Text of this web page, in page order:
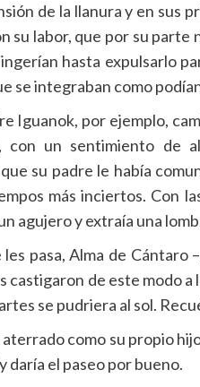
de la llanura y en sus
su labor, que por su parte
hasta expulsarlo
se integraban como
Iguanok, por ejemplo,
con un sentimiento de
su padre le había
más inciertos. Con
agujero y extraía una
pasa, Alma de Cántaro
castigaron de este modo
se pudriera al sol.
como su propio
daría el paseo por bueno.